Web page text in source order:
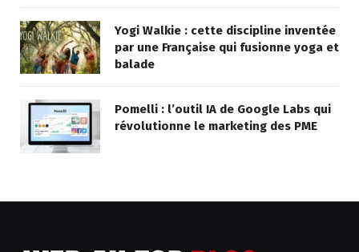
Yogi Walkie : cette discipline inventée
par une Française qui fusionne yoga et
balade
Pomelli : l’outil IA de Google Labs qui
révolutionne le marketing des PME